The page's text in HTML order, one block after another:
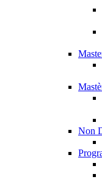
Non